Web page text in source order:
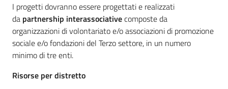
I progetti dovranno essere progettati e realizzati
da partnership interassociativecomposte da
organizzazioni di volontariato e/o associazioni di promozione
sociale e/o fondazioni del Terzo settore, in un numero
minimo di tre enti.
Risorse per distretto